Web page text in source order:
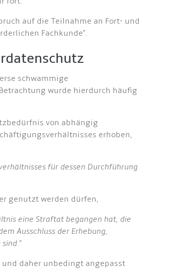
auf die Teilnahme an Fort- und
Fachkunde".
schwammige
wurde hierdurch häufig
von abhängig
erhoben,
für dessen Durchführung
genutzt werden dürfen,
eine Straftat begangen hat, die
Ausschluss der Erhebung,
daher unbedingt angepasst